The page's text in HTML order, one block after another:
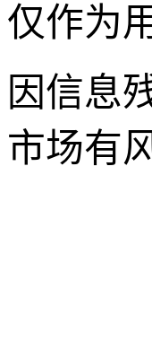
仅作为
因信息
市场有